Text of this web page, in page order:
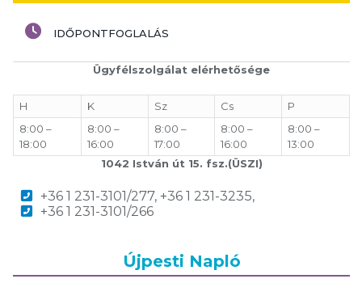
IDŐPONTFOGLALÁS
Ügyfélszolgálat elérhetősége
H K Sz Cs
P
8:00 –
18:00
8:00 –
16:00
8:00 –
17:00
8:00 –
16:00
8:00 –
13:00
1042 István út 15. fsz.(ÜSZI)
+36 1 231-3101/277, +36 1 231-3235,
+36 1 231-3101/266
Újpesti Napló